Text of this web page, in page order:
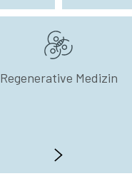
Regenerative Medizin